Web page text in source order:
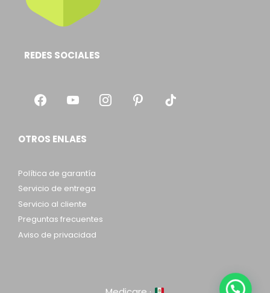
REDES SOCIALES
OTROS ENLAES
Política de garantía
Servicio de entrega
Servicio al cliente
Preguntas frecuentes
Aviso de privacidad